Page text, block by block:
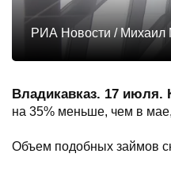
РИА Новости / Михаил
Владикавказ. 17 июля.
на 35% меньше, чем в
Объем подобных займов